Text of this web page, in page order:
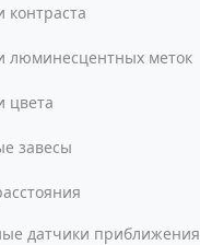
контраста
люминесцентных меток
цвета
завесы
датчики приближения